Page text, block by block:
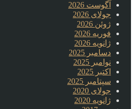
آگوست 2026
جولای 2026
ژوئن 2026
فوریه 2026
ژانویه 2026
دسامبر 2025
نوامبر 2025
اکتبر 2025
سپتامبر 2025
جولای 2020
ژانویه 2020